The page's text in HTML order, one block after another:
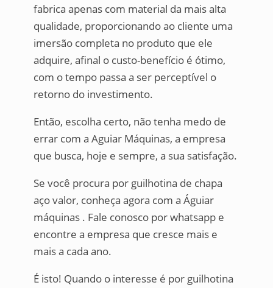
fabrica apenas com material da mais alta
qualidade, proporcionando ao cliente uma
imersão completa no produto que ele
adquire, afinal o custo-benefício é ótimo,
com o tempo passa a ser perceptível o
retorno do investimento.
Então, escolha certo, não tenha medo de
errar com a Aguiar Máquinas, a empresa
que busca, hoje e sempre, a sua satisfação.
Se você procura por guilhotina de chapa
aço valor, conheça agora com a Águiar
máquinas . Fale conosco por whatsapp e
encontre a empresa que cresce mais e
mais a cada ano.
É isto! Quando o interesse é por guilhotina